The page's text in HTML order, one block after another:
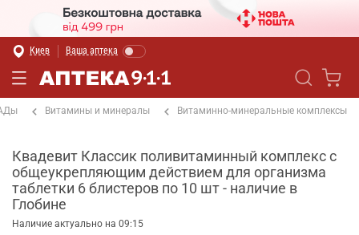
Киев Ваша аптека
Витамины и минералы Витаминно-минеральные комплексы
Квадевит Классик поливитаминный комплекс с
общеукрепляющим действием для организма
таблетки 6 блистеров по 10 шт - наличие в
Глобине
Наличие актуально на 09:15